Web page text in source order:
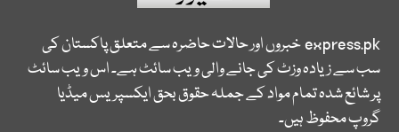
express.pkخبروں اور حالات حاضرہ سے متعلق پاکستان کی
سب سے زیادہ وزٹ کی جانے والی ویب سائٹ ہے۔ اس ویب سائٹ
پر شائع شدہ تمام مواد کے جملہ حقوق بحق ایکسپریس میڈیا
گروپ محفوظ ہیں۔